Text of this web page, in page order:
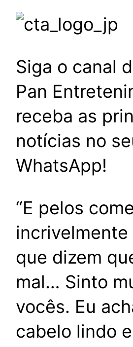
Siga o canal
Pan
receba as
notícias no
WhatsApp!
“E pelos
que dizem
mal… Sinto
vocês. Eu
cabelo lindo